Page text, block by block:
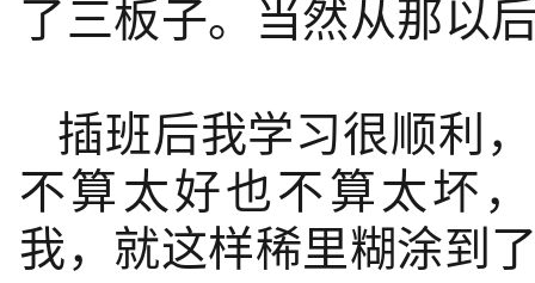
了三板子。当然从那以
插班后我学习很顺利
不算太好也不算太坏
我，就这样稀里糊涂到